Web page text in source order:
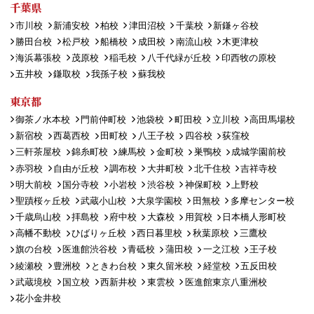
千葉県
市川校 新浦安校 柏校 津田沼校 千葉校
新鎌ヶ谷校
勝田台校
松戸校 船橋校 成田校 南流山校
木更津校
海浜幕張校
茂原校 稲毛校 八千代緑が丘校
印西牧の原校
五井校
鎌取校 我孫子校 蘇我校
東京都
御茶ノ水本校 門前仲町校 池袋校 町田校 立川校
高田馬場校
新宿校
西葛西校 田町校 八王子校 四谷校
荻窪校
三軒茶屋校
錦糸町校 練馬校 金町校 巣鴨校
成城学園前校
赤羽校
自由が丘校 調布校 大井町校 北千住校
吉祥寺校
明大前校
国分寺校 小岩校 渋谷校 神保町校
上野校
聖蹟桜ヶ丘校
武蔵小山校 大泉学園校 田無校
多摩センター校
千歳烏山校
拝島校 府中校 大森校 用賀校
日本橋人形町校
高幡不動校
ひばりヶ丘校 西日暮里校 秋葉原校
三鷹校
旗の台校
医進館渋谷校 青砥校 蒲田校 一之江校
王子校
綾瀬校
豊洲校 ときわ台校 東久留米校 経堂校
五反田校
武蔵境校
国立校 西新井校 東雲校
医進館東京八重洲校
花小金井校